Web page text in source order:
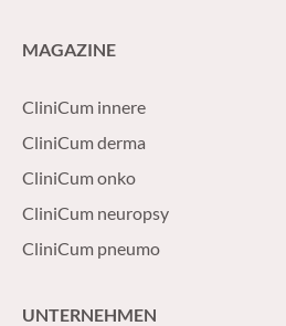
MAGAZINE
CliniCum innere
CliniCum derma
CliniCum onko
CliniCum neuropsy
CliniCum pneumo
UNTERNEHMEN